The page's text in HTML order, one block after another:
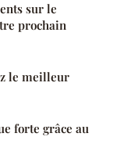
sur le
prochain
le meilleur
forte grâce au